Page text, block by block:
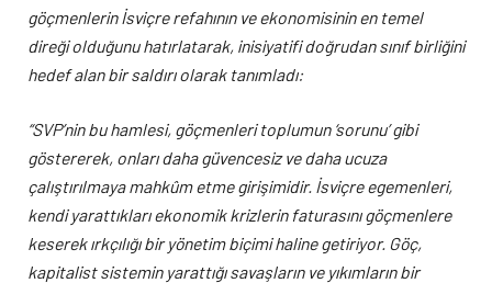
göçmenlerin İsviçre refahının ve ekonomisinin en temel
direği olduğunu hatırlatarak, inisiyatifi doğrudan sınıf birliğini
hedef alan bir saldırı olarak tanımladı:
“SVP’nin bu hamlesi, göçmenleri toplumun ‘sorunu’ gibi
göstererek, onları daha güvencesiz ve daha ucuza
çalıştırılmaya mahkûm etme girişimidir. İsviçre egemenleri,
kendi yarattıkları ekonomik krizlerin faturasını göçmenlere
keserek ırkçılığı bir yönetim biçimi haline getiriyor. Göç,
kapitalist sistemin yarattığı savaşların ve yıkımların bir